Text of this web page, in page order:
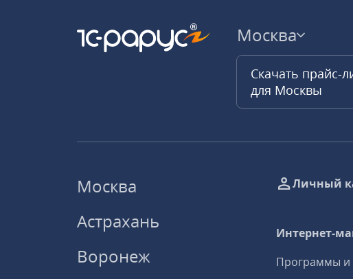
Москва
Скачать прайс-
для Москвы
Москва
Астрахань
Воронеж
Личный
Интернет-
Программы и